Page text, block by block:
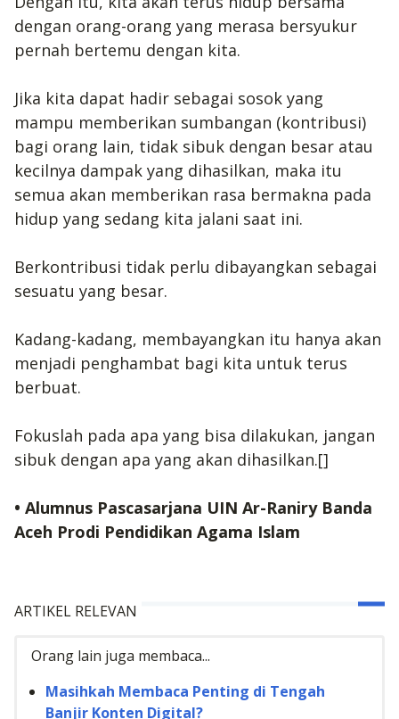
dengan orang-orang yang merasa bersyukur
pernah bertemu dengan kita.
Jika kita dapat hadir sebagai sosok yang
mampu memberikan sumbangan (kontribusi)
bagi orang lain, tidak sibuk dengan besar atau
kecilnya dampak yang dihasilkan, maka itu
semua akan memberikan rasa bermakna pada
hidup yang sedang kita jalani saat ini.
Berkontribusi tidak perlu dibayangkan sebagai
sesuatu yang besar.
Kadang-kadang, membayangkan itu hanya akan
menjadi penghambat bagi kita untuk terus
berbuat.
Fokuslah pada apa yang bisa dilakukan, jangan
sibuk dengan apa yang akan dihasilkan.[]
• Alumnus Pascasarjana UIN Ar-Raniry Banda
Aceh Prodi Pendidikan Agama Islam
ARTIKEL RELEVAN
Orang lain juga membaca...
Masihkah Membaca Penting di Tengah
Banjir Konten Digital?